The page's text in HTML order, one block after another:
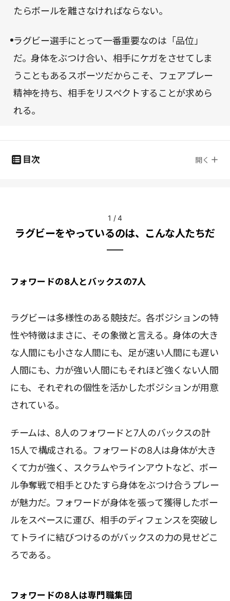
たらボールを離さなければならない。
ラグビー選手にとって一番重要なのは「品位」
だ。身体をぶつけ合い、相手にケガをさせてしま
うこともあるスポーツだからこそ、フェアプレー
精神を持ち、相手をリスペクトすることが求めら
れる。
目次 開く
1 /4
ラグビーをやっているのは、こんな人たちだ
フォワードの8人とバックスの7人
ラグビーは多様性のある競技だ。各ポジションの特
性や特徴はまさに、その象徴と言える。身体の大き
な人間にも小さな人間にも、足が速い人間にも遅い
人間にも、力が強い人間にもそれほど強くない人間
にも、それぞれの個性を活かしたポジションが用意
されている。
チームは、8人のフォワードと7人のバックスの計
15人で構成される。フォワードの8人は身体が大き
くて力が強く、スクラムやラインアウトなど、ボー
ル争奪戦で相手とひたすら身体をぶつけ合うプレー
が魅力だ。フォワードが身体を張って獲得したボー
ルをスペースに運び、相手のディフェンスを突破し
てトライに結びつけるのがバックスの力の見せどこ
ろである。
フォワードの8人は専門職集団